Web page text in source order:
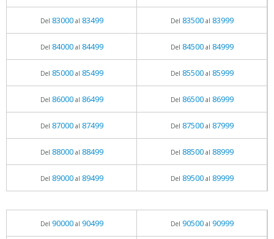
Del 83000al 83499 Del 83500al 83999
Del 84000al 84499 Del 84500al 84999
Del 85000al 85499 Del 85500al 85999
Del 86000al 86499 Del 86500al 86999
Del 87000al 87499 Del 87500al 87999
Del 88000al 88499 Del 88500al 88999
Del 89000al 89499 Del 89500al 89999
Del 90000al 90499 Del 90500al 90999